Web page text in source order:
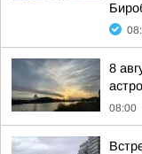
8
08:00